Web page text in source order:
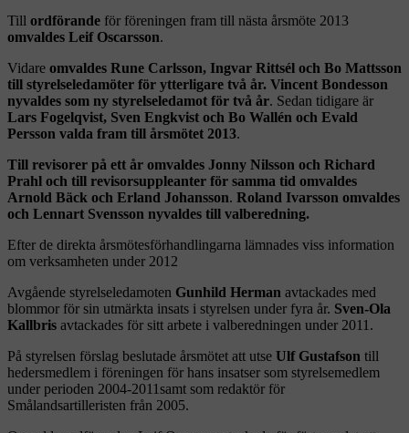
Till ordförande för föreningen fram till nästa årsmöte 2013
omvaldes Leif Oscarsson.
Vidare omvaldes Rune Carlsson, Ingvar Rittsél och Bo Mattsson
till styrelseledamöter för ytterligare två år. Vincent Bondesson
nyvaldes som ny styrelseledamot för två år. Sedan tidigare är
Lars Fogelqvist, Sven Engkvist och Bo Wallén och Evald
Persson valda fram till årsmötet 2013.
Till revisorer på ett år omvaldes Jonny Nilsson och Richard
Prahl och till revisorsuppleanter för samma tid omvaldes
Arnold Bäck och Erland Johansson. Roland Ivarsson omvaldes
och Lennart Svensson nyvaldes till valberedning.
Efter de direkta årsmötesförhandlingarna lämnades viss information
om verksamheten under 2012
Avgående styrelseledamoten Gunhild Herman avtackades med
blommor för sin utmärkta insats i styrelsen under fyra år. Sven-Ola
Kallbris avtackades för sitt arbete i valberedningen under 2011.
På styrelsen förslag beslutade årsmötet att utse Ulf Gustafson till
hedersmedlem i föreningen för hans insatser som styrelsemedlem
under perioden 2004-2011samt som redaktör för
Smålandsartilleristen från 2005.